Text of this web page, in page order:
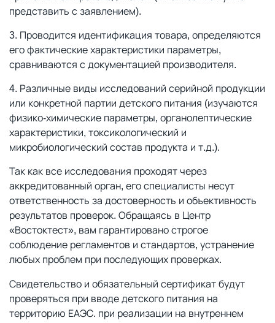
представить с заявлением).
Проводится идентификация товара, определяются
его фактические характеристики параметры,
сравниваются с документацией производителя.
Различные виды исследований серийной продукции
или конкретной партии детского питания (изучаются
физико-химические параметры, органолептические
характеристики, токсикологический и
микробиологический состав продукта и т.д.).
Так как все исследования проходят через
аккредитованный орган, его специалисты несут
ответственность за достоверность и объективность
результатов проверок. Обращаясь в Центр
«Востоктест», вам гарантировано строгое
соблюдение регламентов и стандартов, устранение
любых проблем при последующих проверках.
Свидетельство и обязательный сертификат будут
проверяться при вводе детского питания на
территорию ЕАЭС. при реализации на внутреннем